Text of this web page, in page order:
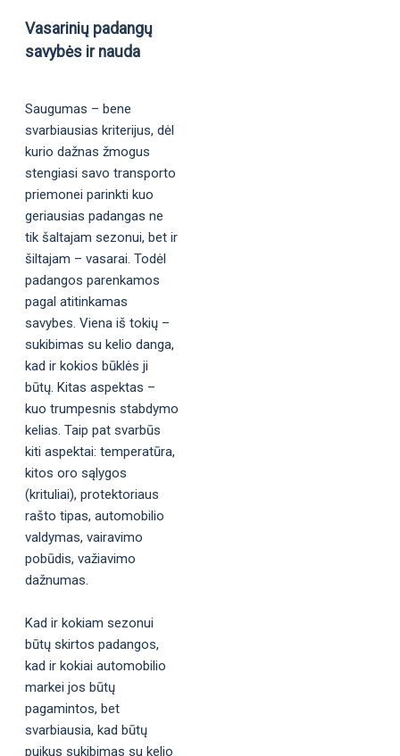
Vasarinių padangų
savybės ir nauda
Saugumas – bene
svarbiausias kriterijus, dėl
kurio dažnas žmogus
stengiasi savo transporto
priemonei parinkti kuo
geriausias padangas ne
tik šaltajam sezonui, bet ir
šiltajam – vasarai. Todėl
padangos parenkamos
pagal atitinkamas
savybes. Viena iš tokių –
sukibimas su kelio danga,
kad ir kokios būklės ji
būtų. Kitas aspektas –
kuo trumpesnis stabdymo
kelias. Taip pat svarbūs
kiti aspektai: temperatūra,
kitos oro sąlygos
(krituliai), protektoriaus
rašto tipas, automobilio
valdymas, vairavimo
pobūdis, važiavimo
dažnumas.
Kad ir kokiam sezonui
būtų skirtos padangos,
kad ir kokiai automobilio
markei jos būtų
pagamintos, bet
svarbiausia, kad būtų
puikus sukibimas su kelio